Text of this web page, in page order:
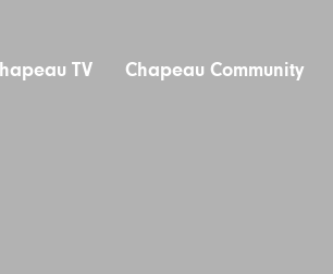
TV Chapeau Community